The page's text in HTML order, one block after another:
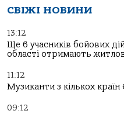
СВІЖІ НОВИНИ
13:12
Ще 6 учасників бойових
області отримають
11:12
Музиканти з кількох
09:12